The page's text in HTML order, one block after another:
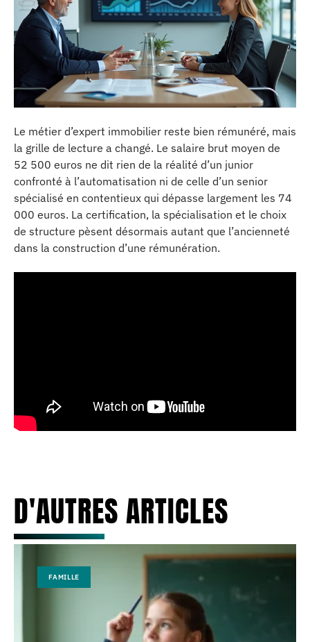
Le métier d’expert immobilier reste bien rémunéré, mais
la grille de lecture a changé. Le salaire brut moyen de
52 500 euros ne dit rien de la réalité d’un junior
confronté à l’automatisation ni de celle d’un senior
spécialisé en contentieux qui dépasse largement les 74
000 euros. La certification, la spécialisation et le choix
de structure pèsent désormais autant que l’ancienneté
dans la construction d’une rémunération.
D'AUTRES ARTICLES
FAMILLE